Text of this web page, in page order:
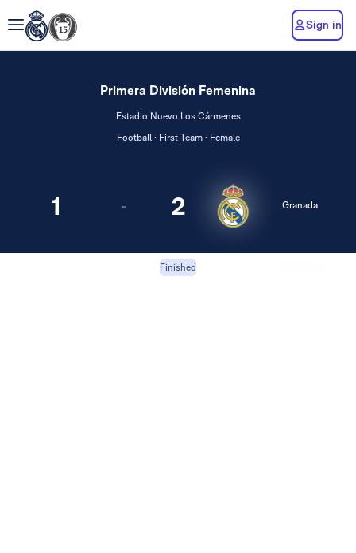
Sign in
Primera División Femenina
Estadio Nuevo Los Cármenes
Football · First Team · Female
1 - 2 Granada
Finished